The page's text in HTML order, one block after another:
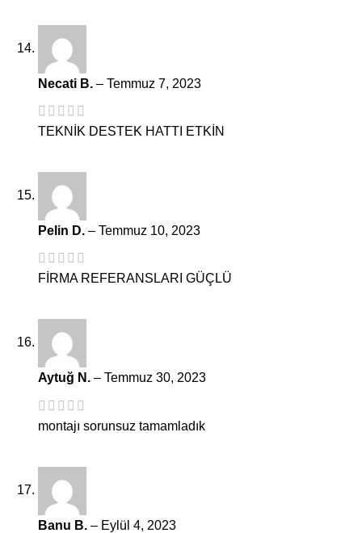
Necati B. – Temmuz 7, 2023
TEKNİK DESTEK HATTI ETKİN
Pelin D. – Temmuz 10, 2023
FİRMA REFERANSLARI GÜÇLÜ
Aytuğ N. – Temmuz 30, 2023
montajı sorunsuz tamamladık
Banu B. – Eylül 4, 2023